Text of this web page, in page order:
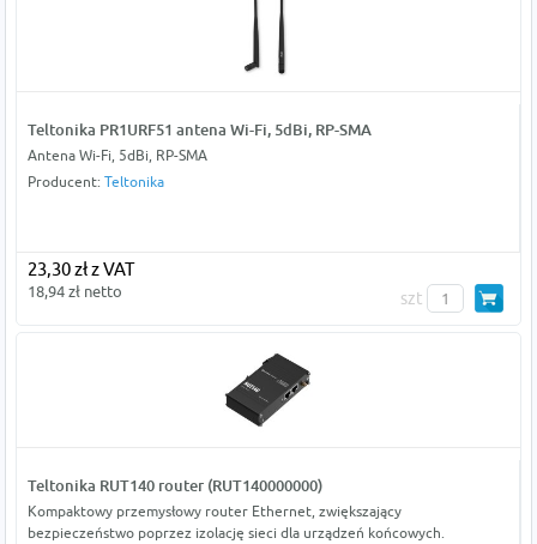
Teltonika PR1URF51 antena Wi-Fi, 5dBi, RP-SMA
Antena Wi-Fi, 5dBi, RP-SMA
Producent: Teltonika
23,30 zł z VAT
18,94 zł netto szt
Teltonika RUT140 router (RUT140000000)
Kompaktowy przemysłowy router Ethernet, zwiększający
bezpieczeństwo poprzez izolację sieci dla urządzeń końcowych.